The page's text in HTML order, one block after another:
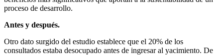
proceso de desarrollo.
Antes y después.
Otro dato surgido del estudio establece que el 20% de los
consultados estaba desocupado antes de ingresar al yacimiento. De